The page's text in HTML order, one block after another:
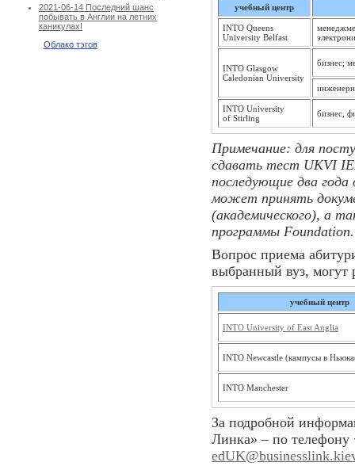
2021-06-14 Последний шанс
побывать в Англии на летних
каникулах!
Облако тэгов
учебный центр
INTO Queens
University Belfast
INTO Glasgow
Caledonian University
бизнес;
INTO University
of Stirling
бизнес,
Примечание: для
сдавать тест UKVI
последующие два года
может принять
(академического), а
программы Foundation.
Вопрос приема
выбранный вуз, могут
учебный центр
INTO University of East Anglia
INTO Newcastle (кампусы в
INTO Manchester
За подробной
Линка» – по телефону